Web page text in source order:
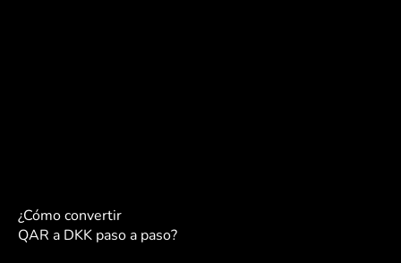
¿Cómo convertir
QAR a DKK paso a paso?